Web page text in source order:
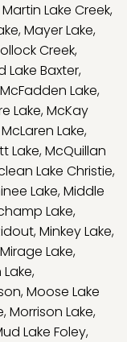
Martin Lake Creek,
,Mayer Lake,
Creek,
Lake Baxter,
McFadden Lake,
Lake,McKay
McLaren Lake,
Lake,McQuillan
Lake Christie,
Lake,Middle
Lake,
,Minkey Lake,
Mirage Lake,
,
,Moose Lake
,Morrison Lake,
Lake Foley,